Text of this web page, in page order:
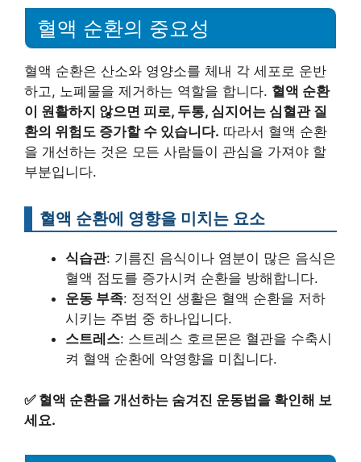
혈액 순환의 중요성
혈액 순환은 산소와 영양소를 체내 각 세포로 운반
하고, 노폐물을 제거하는 역할을 합니다. 혈액 순환
이 원활하지 않으면 피로, 두통, 심지어는 심혈관 질
환의 위험도 증가할 수 있습니다. 따라서 혈액 순환
을 개선하는 것은 모든 사람들이 관심을 가져야 할
부분입니다.
혈액 순환에 영향을 미치는 요소
식습관: 기름진 음식이나 염분이 많은 음식은
혈액 점도를 증가시켜 순환을 방해합니다.
운동 부족: 정적인 생활은 혈액 순환을 저하
시키는 주범 중 하나입니다.
스트레스: 스트레스 호르몬은 혈관을 수축시
켜 혈액 순환에 악영향을 미칩니다.
✅ 혈액 순환을 개선하는 숨겨진 운동법을 확인해 보
세요.